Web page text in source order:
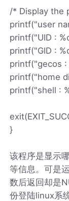
/* Display the
printf("user
printf("UID :
printf("GID :
printf("gecos :
printf("home
printf("shell :
}
该程序是显示
等信息。可是
数后返回却是
份登陆linux系统